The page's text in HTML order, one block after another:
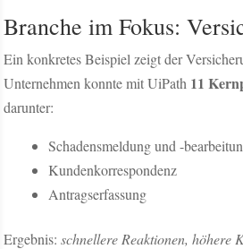
Branche im Fokus:
Ein konkretes Beispiel zeigt der
Unternehmen konnte mit UiPath 11
darunter:
Schadensmeldung und -
Kundenkorrespondenz
Antragserfassung
Ergebnis:schnellere Reaktionen, höhere